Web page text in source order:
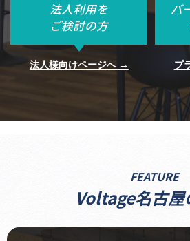
法人利用を
ご検討の方
法人様向けページへ →
バ
プ
FEATURE
Voltage名古屋